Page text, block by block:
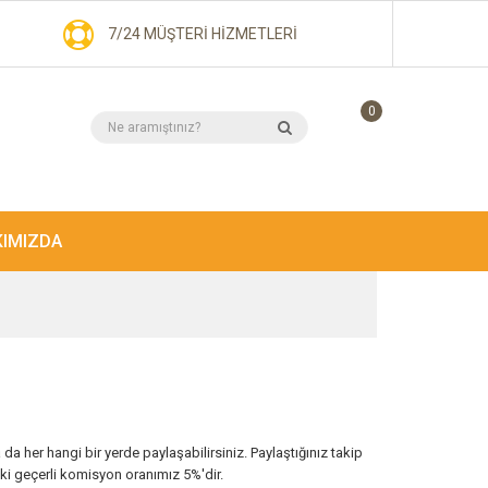
7/24 MÜŞTERI HIZMETLERI
0
her hangi bir yerde paylaşabilirsiniz. Paylaştığınız takip
geçerli komisyon oranımız 5%'dir.